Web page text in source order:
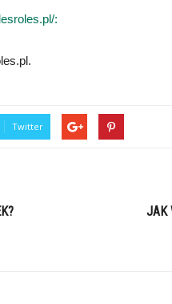
:
Twitter
JAK